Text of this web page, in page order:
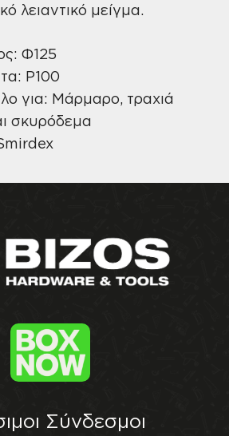
λειαντικό μείγμα.
Φ125
P100
για: Μάρμαρο, τραχιά
σκυρόδεμα
Σύνδεσμοι